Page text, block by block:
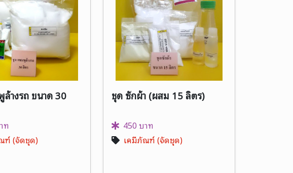
างรถ ขนาด 30
ท
ฑ์ (จัดชุด)
ชุด ซักผ้า (ผสม 15 ลิตร)
450 บาท
เคมีภัณฑ์ (จัดชุด)